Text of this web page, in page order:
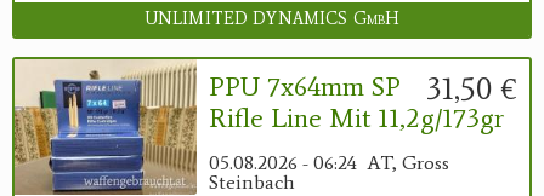
UNLIMITED DYNAMICS GmbH
31,50 €
PPU 7x64mm SP
Rifle Line Mit 11,2g/173gr
05.08.2026 - 06:24 AT, Gross
Steinbach